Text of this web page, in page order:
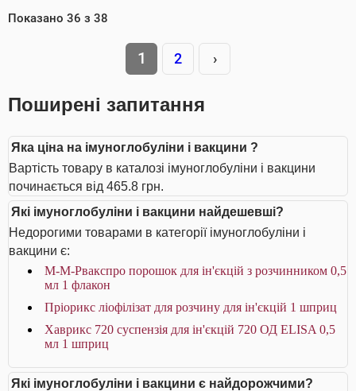
Показано 36 з 38
1 2 ›
Поширені запитання
Яка ціна на імуноглобуліни і вакцини ?
Вартість товару в каталозі імуноглобуліни і вакцини
починається від 465.8 грн.
Які імуноглобуліни і вакцини найдешевші?
Недорогими товарами в категорії імуноглобуліни і
вакцини є:
М-М-Рвакспро порошок для ін'єкцій з розчинником 0,5
мл 1 флакон
Пріорикс ліофілізат для розчину для ін'єкцій 1 шприц
Хаврикс 720 суспензія для ін'єкцій 720 ОД ELISA 0,5
мл 1 шприц
Які імуноглобуліни і вакцини є найдорожчими?